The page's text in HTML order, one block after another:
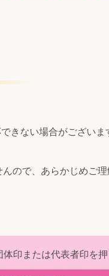
ない場合がございま
ので、あらかじめご理
または代表者印を押